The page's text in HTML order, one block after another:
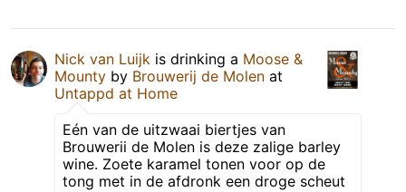
Nick van Luijk is drinking a Moose &
Mounty by Brouwerij de Molen at
Untappd at Home
Eén van de uitzwaai biertjes van
Brouwerii de Molen is deze zalige barley
wine. Zoete karamel tonen voor op de
tong met in de afdronk een droge scheut